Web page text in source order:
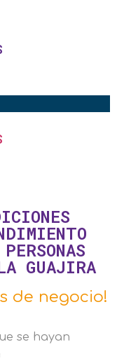
GUAJIRA
de negocio!
se hayan